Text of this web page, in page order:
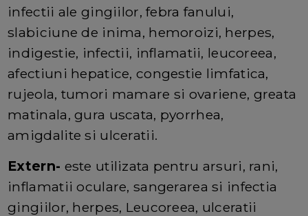
infectii ale gingiilor, febra fanului,
slabiciune de inima, hemoroizi, herpes,
indigestie, infectii, inflamatii, leucoreea,
afectiuni hepatice, congestie limfatica,
rujeola, tumori mamare si ovariene, greata
matinala, gura uscata, pyorrhea,
amigdalite si ulceratii.
Extern- este utilizata pentru arsuri, rani,
inflamatii oculare, sangerarea si infectia
gingiilor, herpes, Leucoreea, ulceratii